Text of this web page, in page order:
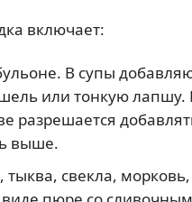
включает:
В супы
или тонкую лапшу.
разрешается
выше.
свекла,